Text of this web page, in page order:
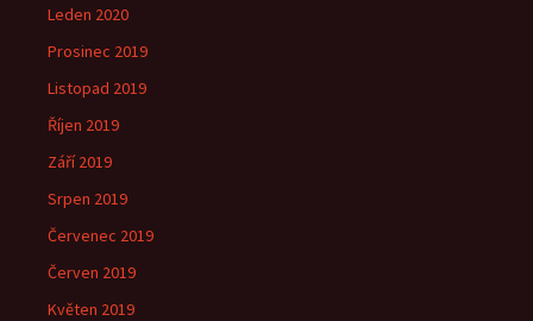
Leden 2020
Prosinec 2019
Listopad 2019
Říjen 2019
Září 2019
Srpen 2019
Červenec 2019
Červen 2019
Květen 2019